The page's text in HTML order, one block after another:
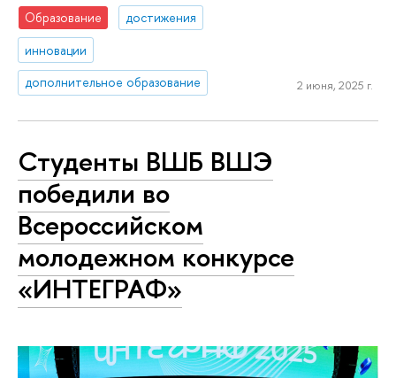
Образование
достижения
инновации
дополнительное образование
2 июня, 2025 г.
Студенты ВШБ ВШЭ
победили во
Всероссийском
молодежном конкурсе
«ИНТЕГРАФ»